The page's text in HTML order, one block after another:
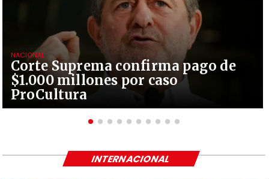
Corte Suprema confirma pago de
$1.000 millones por caso
ProCultura
NACIONAL
INTERNACIONAL